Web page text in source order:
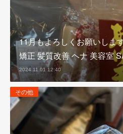
11月もよろしくお願いしま
矯正 髪質改善 ヘナ 美容室
2024.11.01 12:40
その他